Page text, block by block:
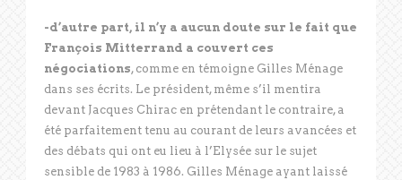
-d’autre part, il n’y a aucun doute sur le fait que
François Mitterrand a couvert ces
négociations, comme en témoigne Gilles Ménage
dans ses écrits. Le président, même s’il mentira
devant Jacques Chirac en prétendant le contraire, a
été parfaitement tenu au courant de leurs avancées et
des débats qui ont eu lieu à l’Elysée sur le sujet
sensible de 1983 à 1986. Gilles Ménage ayant laissé